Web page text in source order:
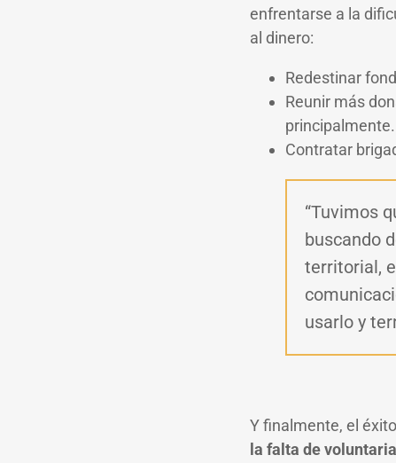
enfrentarse a la
al dinero:
Redestinar
Reunir más
principalmente.
Contratar
“Tuvimos
buscando
territorial,
usarlo y
Y finalmente, el
la falta de